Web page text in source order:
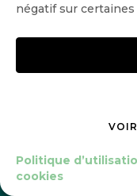
négatif sur
Politique
cookies
10 Avr 2026 6